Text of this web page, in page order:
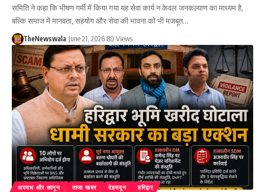
समिति ने कहा कि भीषण गर्मी में किया गया यह सेवा कार्य न केवल जनकल्याण का माध्यम है,
बल्कि समाज में मानवता, सहयोग और सेवा की भावना को भी मजबूत…
TheNewswala June 21, 2026 80 Views
अपराध और कानून ताजा खबर देहरादून हरिद्वार